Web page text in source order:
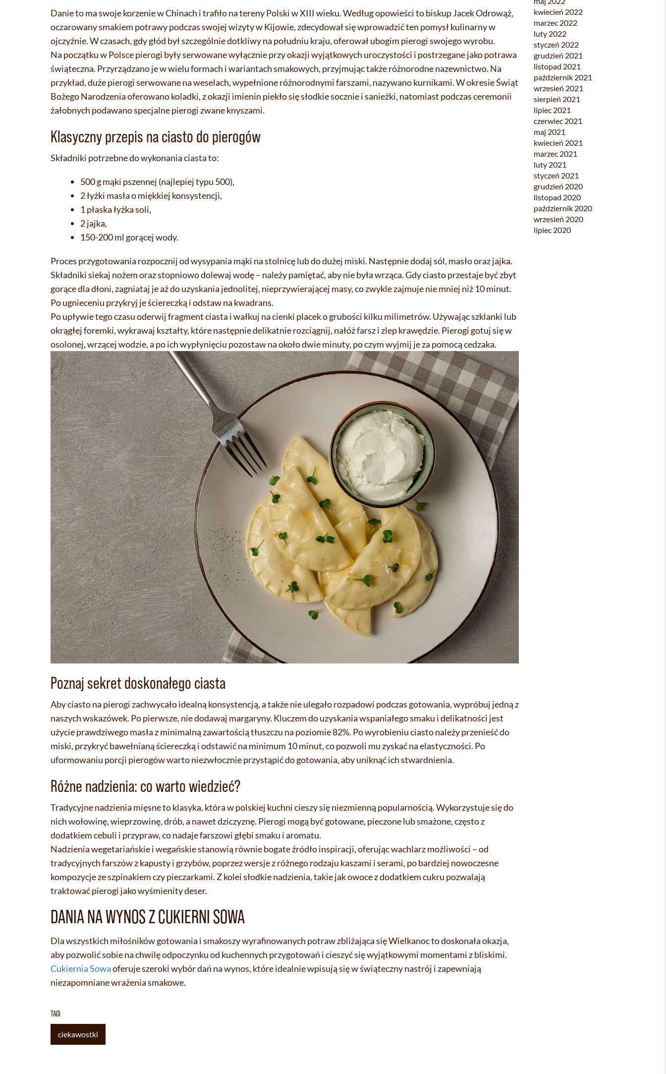
Danie to ma swoje korzenie w Chinach i trafiło na tereny Polski w XIII wieku. Według opowieści to biskup Jacek Odrowąż,
oczarowany smakiem potrawy podczas swojej wizyty w Kijowie, zdecydował się wprowadzić ten pomysł kulinarny w
ojczyźnie. W czasach, gdy głód był szczególnie dotkliwy na południu kraju, oferował ubogim pierogi swojego wyrobu.
Na początku w Polsce pierogi były serwowane wyłącznie przy okazji wyjątkowych uroczystości i postrzegane jako potrawa
świąteczna. Przyrządzano je w wielu formach i wariantach smakowych, przyjmując także różnorodne nazewnictwo. Na
przykład, duże pierogi serwowane na weselach, wypełnione różnorodnymi farszami, nazywano kurnikami. W okresie Świąt
Bożego Narodzenia oferowano koladki, z okazji imienin piekło się słodkie socznie i sanieżki, natomiast podczas ceremonii
żałobnych podawano specjalne pierogi zwane knyszami.
Klasyczny przepis na ciasto do pierogów
Składniki potrzebne do wykonania ciasta to:
500 g mąki pszennej (najlepiej typu 500),
2 łyżki masła o miękkiej konsystencji,
1 płaska łyżka soli,
2 jajka,
150-200 ml gorącej wody.
Proces przygotowania rozpocznij od wysypania mąki na stolnicę lub do dużej miski. Następnie dodaj sól, masło oraz jajka.
Składniki siekaj nożem oraz stopniowo dolewaj wodę – należy pamiętać, aby nie była wrząca. Gdy ciasto przestaje być zbyt
gorące dla dłoni, zagniataj je aż do uzyskania jednolitej, nieprzywierającej masy, co zwykle zajmuje nie mniej niż 10 minut.
Po ugnieceniu przykryj je ściereczką i odstaw na kwadrans.
Po upływie tego czasu oderwij fragment ciasta i wałkuj na cienki placek o grubości kilku milimetrów. Używając szklanki lub
okrągłej foremki, wykrawaj kształty, które następnie delikatnie rozciągnij, nałóż farsz i zlep krawędzie. Pierogi gotuj się w
osolonej, wrzącej wodzie, a po ich wypłynięciu pozostaw na około dwie minuty, po czym wyjmij je za pomocą cedzaka.
Poznaj sekret doskonałego ciasta
Aby ciasto na pierogi zachwycało idealną konsystencją, a także nie ulegało rozpadowi podczas gotowania, wypróbuj jedną z
naszych wskazówek. Po pierwsze, nie dodawaj margaryny. Kluczem do uzyskania wspaniałego smaku i delikatności jest
użycie prawdziwego masła z minimalną zawartością tłuszczu na poziomie 82%. Po wyrobieniu ciasto należy przenieść do
miski, przykryć bawełnianą ściereczką i odstawić na minimum 10 minut, co pozwoli mu zyskać na elastyczności. Po
uformowaniu porcji pierogów warto niezwłocznie przystąpić do gotowania, aby uniknąć ich stwardnienia.
Różne nadzienia: co warto wiedzieć?
Tradycyjne nadzienia mięsne to klasyka, która w polskiej kuchni cieszy się niezmienną popularnością. Wykorzystuje się do
nich wołowinę, wieprzowinę, drób, a nawet dziczyznę. Pierogi mogą być gotowane, pieczone lub smażone, często z
dodatkiem cebuli i przypraw, co nadaje farszowi głębi smaku i aromatu.
Nadzienia wegetariańskie i wegańskie stanowią równie bogate źródło inspiracji, oferując wachlarz możliwości – od
tradycyjnych farszów z kapusty i grzybów, poprzez wersje z różnego rodzaju kaszami i serami, po bardziej nowoczesne
kompozycje ze szpinakiem czy pieczarkami. Z kolei słodkie nadzienia, takie jak owoce z dodatkiem cukru pozwalają
traktować pierogi jako wyśmienity deser.
DANIA NA WYNOS Z CUKIERNI SOWA
Dla wszystkich miłośników gotowania i smakoszy wyrafinowanych potraw zbliżająca się Wielkanoc to doskonała okazja,
aby pozwolić sobie na chwilę odpoczynku od kuchennych przygotowań i cieszyć się wyjątkowymi momentami z bliskimi.
Cukiernia Sowaoferuje szeroki wybór dań na wynos, które idealnie wpisują się w świąteczny nastrój i zapewniają
niezapomniane wrażenia smakowe.
TAGI
ciekawostki
kwiecień 2022
marzec 2022
luty 2022
styczeń 2022
grudzień 2021
listopad 2021
październik 2021
wrzesień 2021
sierpień 2021
lipiec 2021
czerwiec 2021
maj 2021
kwiecień 2021
marzec 2021
luty 2021
styczeń 2021
grudzień 2020
listopad 2020
październik 2020
wrzesień 2020
lipiec 2020